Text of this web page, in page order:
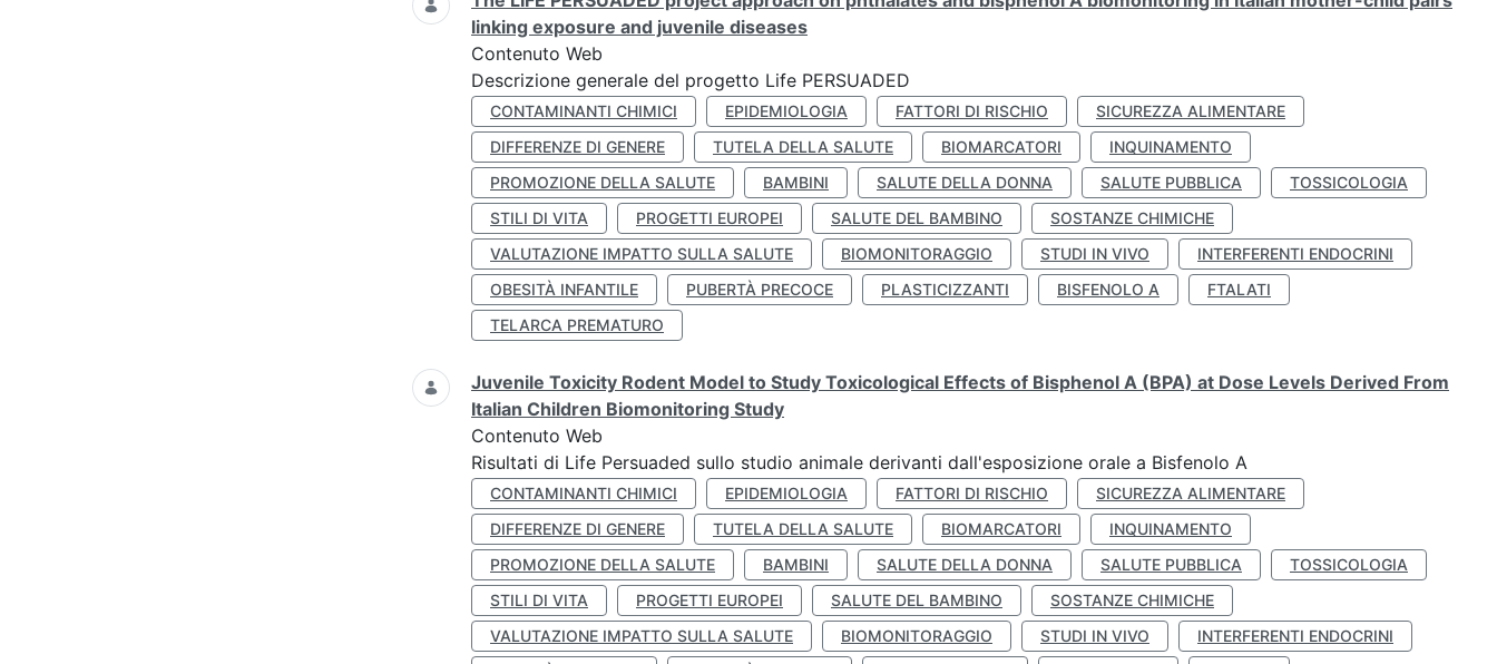
linking exposure and juvenile diseases
Contenuto Web
Descrizione generale del progetto Life PERSUADED
CONTAMINANTI CHIMICI EPIDEMIOLOGIA FATTORI DI RISCHIO
SICUREZZA ALIMENTARE
DIFFERENZE DI GENERE
TUTELA DELLA SALUTE BIOMARCATORI
INQUINAMENTO
PROMOZIONE DELLA SALUTE
BAMBINI SALUTE DELLA DONNA SALUTE PUBBLICA
TOSSICOLOGIA
STILI DI VITA
PROGETTI EUROPEI SALUTE DEL BAMBINO
SOSTANZE CHIMICHE
VALUTAZIONE IMPATTO SULLA SALUTE
BIOMONITORAGGIO STUDI IN VIVO
INTERFERENTI ENDOCRINI
OBESITÀ INFANTILE
PUBERTÀ PRECOCE PLASTICIZZANTI BISFENOLO A
FTALATI
TELARCA PREMATURO
Juvenile Toxicity Rodent Model to Study Toxicological Effects of Bisphenol A (BPA) at Dose Levels Derived From
Italian Children Biomonitoring Study
Contenuto Web
Risultati di Life Persuaded sullo studio animale derivanti dall'esposizione orale a Bisfenolo A
CONTAMINANTI CHIMICI EPIDEMIOLOGIA FATTORI DI RISCHIO
SICUREZZA ALIMENTARE
DIFFERENZE DI GENERE
TUTELA DELLA SALUTE BIOMARCATORI
INQUINAMENTO
PROMOZIONE DELLA SALUTE
BAMBINI SALUTE DELLA DONNA SALUTE PUBBLICA
TOSSICOLOGIA
STILI DI VITA
PROGETTI EUROPEI SALUTE DEL BAMBINO
SOSTANZE CHIMICHE
VALUTAZIONE IMPATTO SULLA SALUTE
BIOMONITORAGGIO STUDI IN VIVO
INTERFERENTI ENDOCRINI